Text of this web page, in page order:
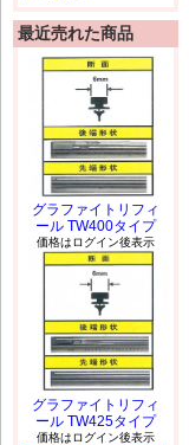
最近売れた商品
グラファイトリフィ
ール TW400タイプ
価格はログイン後表示
グラファイトリフィ
ール TW425タイプ
価格はログイン後表示